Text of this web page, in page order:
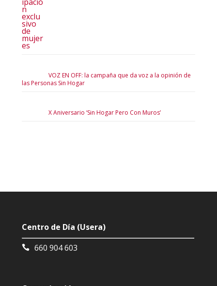
VOZ EN OFF: la campaña que da voz a la opinión de
las Personas Sin Hogar
X Aniversario ‘Sin Hogar Pero Con Muros’
Centro de Día (Usera)
660 904 603